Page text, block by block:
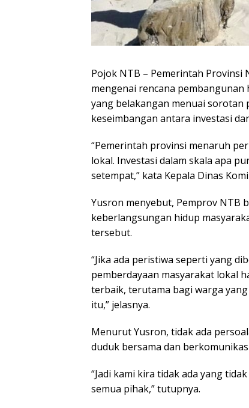
Pojok NTB – Pemerintah
mengenai rencana
yang belakangan menuai sorotan
keseimbangan antara investasi
“Pemerintah provinsi menaruh
lokal. Investasi dalam skala apa
setempat,” kata Kepala Dinas
Yusron menyebut, Pemprov NTB
keberlangsungan hidup
tersebut.
“Jika ada peristiwa seperti yang
pemberdayaan masyarakat lokal
terbaik, terutama bagi warga
itu,” jelasnya.
Menurut Yusron, tidak ada
duduk bersama dan
“Jadi kami kira tidak ada yang
semua pihak,” tutupnya.